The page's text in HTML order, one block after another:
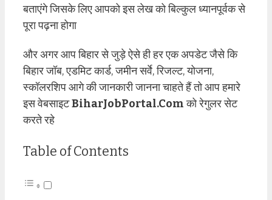
बताएंगे जिसके लिए आपको इस लेख को बिल्कुल ध्यानपूर्वक से
पूरा पढ़ना होगा
और अगर आप बिहार से जुड़े ऐसे ही हर एक अपडेट जैसे कि
बिहार जॉब, एडमिट कार्ड, जमीन सर्वे, रिजल्ट, योजना,
स्कॉलरशिप आगे की जानकारी जानना चाहते हैं तो आप हमारे
इस वेबसाइटBiharJobPortal.Comको रेगुलर सेट
करते रहे
Table of Contents